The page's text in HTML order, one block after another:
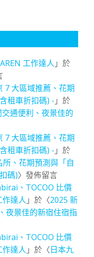
工作達人 」於
7 大區域推薦、花期
租車折扣碼) - 」於
通便利、夜景佳的
7 大區域推薦、花期
租車折扣碼) - 」於
、花期預測與「自
碼)〉發佈留言
、TOCOO 比價
作達人 」於〈2025 新
夜景佳的新宿住宿指
、TOCOO 比價
作達人 」於〈日本九